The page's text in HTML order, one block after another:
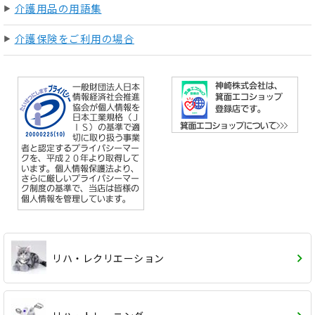
介護用品の用語集
介護保険をご利用の場合
リハ・レクリエーション